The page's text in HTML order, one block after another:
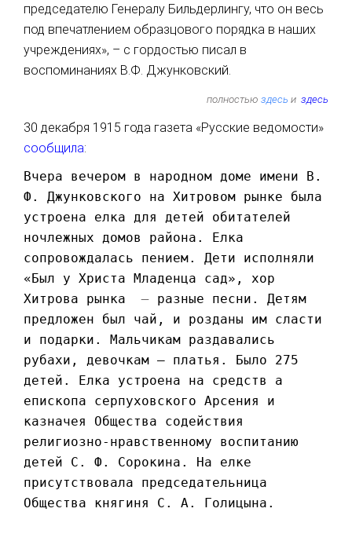
председателю Генералу Бильдерлингу, что он весь
под впечатлением образцового порядка в наших
учреждениях», – с гордостью писал в
воспоминаниях В.Ф. Джунковский.
полностью здесь и здесь
30 декабря 1915 года газета «Русские ведомости»
сообщила:
Вчера вечером в народном доме имени В.
Ф. Джунковского на Хитровом рынке была
устроена елка для детей обитателей
ночлежных домов района. Елка
сопровождалась пением. Дети исполняли
«Был у Христа Младенца сад», хор
Хитрова рынка
— разные песни. Детям
предложен был чай, и розданы им сласти
и подарки. Мальчикам раздавались
рубахи, девочкам – платья. Было 275
детей. Елка устроена на средств а
епископа серпуховского Арсения и
казначея Общества содействия
религиозно-нравственному воспитанию
детей С. Ф. Сорокина. На елке
присутствовала председательница
Общества княгиня С. А. Голицына.